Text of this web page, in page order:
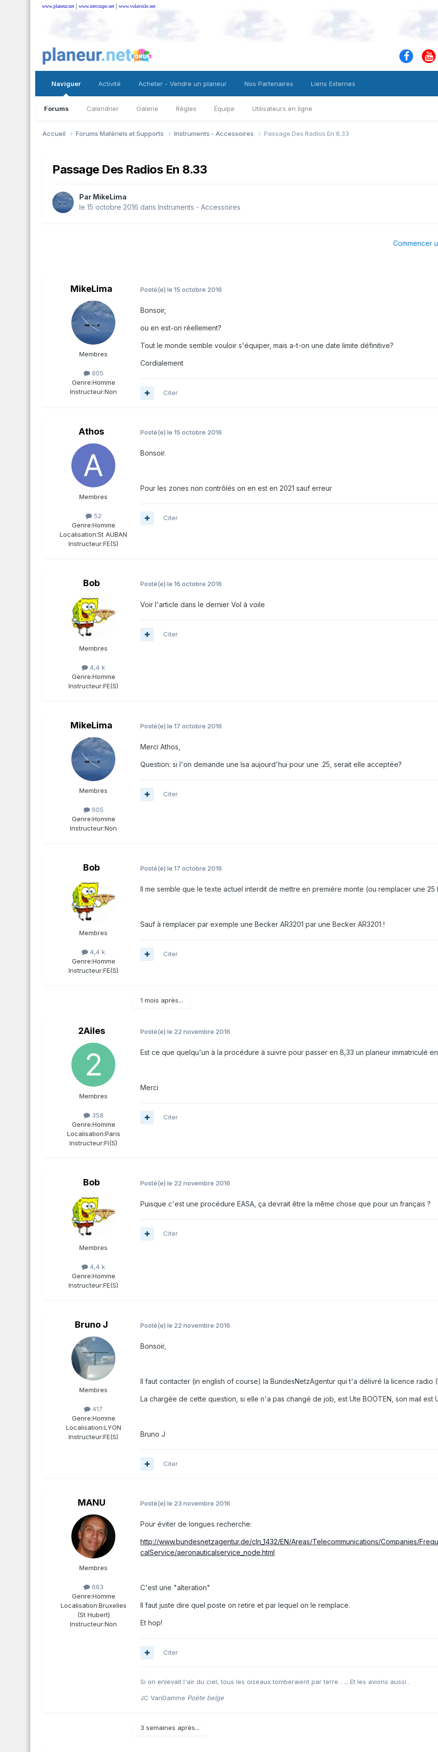
www.planeur.net | www.netcoupe.net | www.volavoile.net
Naviguer
Forums Calendrier Galerie Règles Équipe Utilisateurs en ligne
Activité Acheter - Vendre un planeur Nos Partenaires Liens Externes
Accueil Forums Matériels et Supports Instruments - Accessoires Passage Des Radios En 8.33
Passage Des Radios En 8.33
Par MikeLima
le 15 octobre 2016 dans Instruments - Accessoires
Commencer
MikeLima
Membres
605
Genre:Homme
Instructeur:Non
Posté(e) le 15 octobre 2016
Bonsoir,
ou en est-on réellement?
Tout le monde semble vouloir s'équiper, mais a-t-on une date limite définitive?
Cordialement
Citer
Athos
Membres
52
Genre:Homme
Localisation:St AUBAN
Instructeur:FE(S)
Posté(e) le 15 octobre 2016
Bonsoir.
Pour les zones non contrôlés on en est en 2021 sauf erreur
Citer
Bob
Membres
4,4 k
Genre:Homme
Instructeur:FE(S)
Posté(e) le 16 octobre 2016
Voir l'article dans le dernier Vol à voile
Citer
MikeLima
Membres
605
Genre:Homme
Instructeur:Non
Posté(e) le 17 octobre 2016
Merci Athos,
Question: si l'on demande une lsa aujourd'hui pour une .25, serait elle acceptée?
Citer
Bob
Membres
4,4 k
Genre:Homme
Instructeur:FE(S)
Posté(e) le 17 octobre 2016
Il me semble que le texte actuel interdit de mettre en première monte (ou remplacer une
Sauf à remplacer par exemple une Becker AR3201 par une Becker AR3201 !
Citer
1 mois après...
2Ailes
Membres
358
Genre:Homme
Localisation:Paris
Instructeur:FI(S)
Posté(e) le 22 novembre 2016
Est ce que quelqu'un à la procédure à suivre pour passer en 8,33 un planeur immatriculé en
Merci
Citer
Bob
Membres
4,4 k
Genre:Homme
Instructeur:FE(S)
Posté(e) le 22 novembre 2016
Puisque c'est une procédure EASA, ça devrait être la même chose que pour un français ?
Citer
Bruno J
Membres
417
Genre:Homme
Localisation:LYON
Instructeur:FE(S)
Posté(e) le 22 novembre 2016
Bonsoir,
Il faut contacter (in english of course) la BundesNetzAgentur qui t'a délivré la licence radio
La chargée de cette question, si elle n'a pas changé de job, est Ute BOOTEN, son mail est
Bruno J
Citer
MANU
Membres
663
Genre:Homme
Localisation:Bruxelles
(St Hubert)
Instructeur:Non
Posté(e) le 23 novembre 2016
Pour éviter de longues recherche:
http://www.bundesnetzagentur.de/cln_1432/EN/Areas/Telecommunications/Companies/
calService/aeronauticalservice_node.html
C'est une "alteration"
Il faut juste dire quel poste on retire et par lequel on le remplace.
Et hop!
Citer
Si on enlevait l'air du ciel, tous les oiseaux tomberaient par terre . ... Et les avions aussi .
JC VanDamme Poète belge
3 semaines après...